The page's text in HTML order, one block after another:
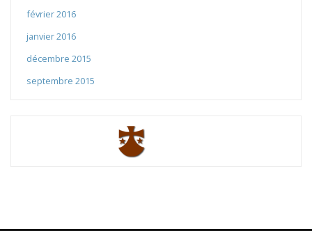
février 2016
janvier 2016
décembre 2015
septembre 2015